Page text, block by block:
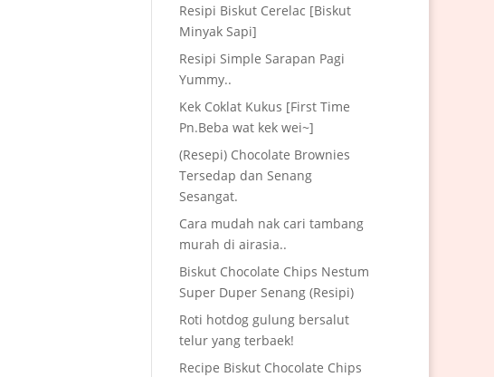
Resipi Biskut Cerelac [Biskut
Minyak Sapi]
Resipi Simple Sarapan Pagi
Yummy..
Kek Coklat Kukus [First Time
Pn.Beba wat kek wei~]
(Resepi) Chocolate Brownies
Tersedap dan Senang
Sesangat.
Cara mudah nak cari tambang
murah di airasia..
Biskut Chocolate Chips Nestum
Super Duper Senang (Resipi)
Roti hotdog gulung bersalut
telur yang terbaek!
Recipe Biskut Chocolate Chips